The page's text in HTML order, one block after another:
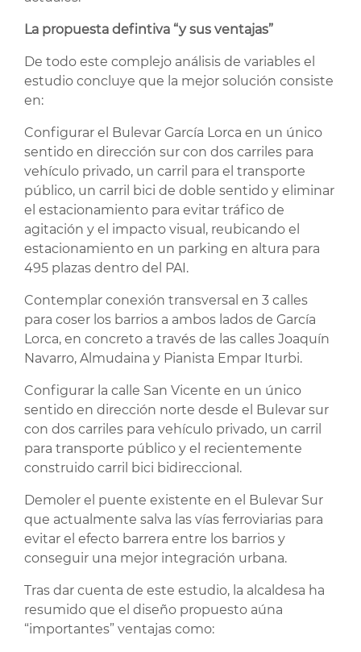
La propuesta defintiva “y sus ventajas”
De todo este complejo análisis de variables el
estudio concluye que la mejor solución consiste
en:
Configurar el Bulevar García Lorca en un único
sentido en dirección sur con dos carriles para
vehículo privado, un carril para el transporte
público, un carril bici de doble sentido y eliminar
el estacionamiento para evitar tráfico de
agitación y el impacto visual, reubicando el
estacionamiento en un parking en altura para
495 plazas dentro del PAI.
Contemplar conexión transversal en 3 calles
para coser los barrios a ambos lados de García
Lorca, en concreto a través de las calles Joaquín
Navarro, Almudaina y Pianista Empar Iturbi.
Configurar la calle San Vicente en un único
sentido en dirección norte desde el Bulevar sur
con dos carriles para vehículo privado, un carril
para transporte público y el recientemente
construido carril bici bidireccional.
Demoler el puente existente en el Bulevar Sur
que actualmente salva las vías ferroviarias para
evitar el efecto barrera entre los barrios y
conseguir una mejor integración urbana.
Tras dar cuenta de este estudio, la alcaldesa ha
resumido que el diseño propuesto aúna
“importantes” ventajas como: